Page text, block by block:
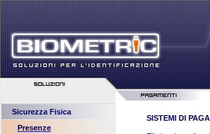
Sicurezza Fisica
Presenze
SISTEMI DI